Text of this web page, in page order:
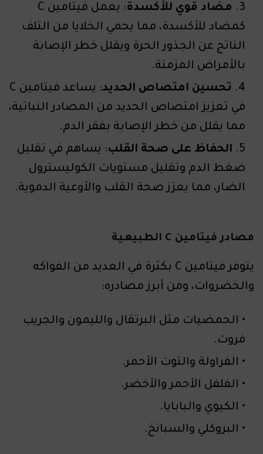
مضاد قوي للأكسدة
: يعمل فيتامين C
كمضاد للأكسدة، مما يحمي الخلايا من التلف
الناتج عن الجذور الحرة ويقلل خطر الإصابة
بالأمراض المزمنة.
تحسين امتصاص الحديد
: يساعد فيتامين C
في تعزيز امتصاص الحديد من المصادر النباتية،
مما يقلل من خطر الإصابة بفقر الدم.
الحفاظ على صحة القلب: يساهم في تقليل
ضغط الدم وتقليل مستويات الكوليسترول
الضار، مما يعزز صحة القلب والأوعية الدموية.
مصادر فيتامين C الطبيعية
يتوفر فيتامين C بكثرة في العديد من الفواكه
والخضروات، ومن أبرز مصادره:
الحمضيات مثل البرتقال والليمون والجريب
فروت.
الفراولة والتوت الأحمر.
الفلفل الأحمر والأخضر.
الكيوي والبابايا.
البروكلي والسبانخ.